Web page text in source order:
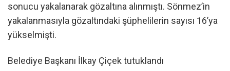
sonucu yakalanarak gözaltına alınmıştı. Sönmez’in
yakalanmasıyla gözaltındaki şüphelilerin sayısı 16’ya
yükselmişti.
Belediye Başkanı İlkay Çiçek tutuklandı